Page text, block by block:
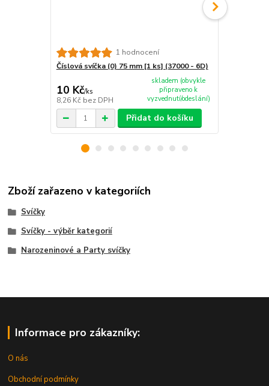
1 hodnocení
Číslová svíčka (0) 75 mm [1 ks] (37000 - 6D)
10 Kč/ks
8,26 Kč bez DPH
skladem (obvykle
připraveno k
vyzvednutí/odeslání)
Přidat do košíku
Zboží zařazeno v kategoriích
Svíčky
Svíčky - výběr kategorií
Narozeninové a Party svíčky
Informace pro zákazníky:
O nás
Obchodní podmínky